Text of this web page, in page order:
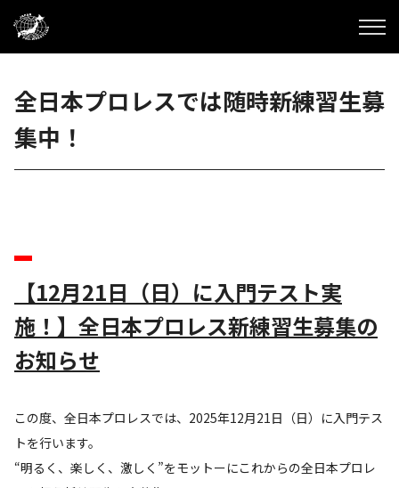
全日本プロレスでは随時新練習生募
集中！
【12月21日（日）に入門テスト実
施！】全日本プロレス新練習生募集の
お知らせ
この度、全日本プロレスでは、2025年12月21日（日）に入門テス
トを行います。
“明るく、楽しく、激しく”をモットーにこれからの全日本プロレ